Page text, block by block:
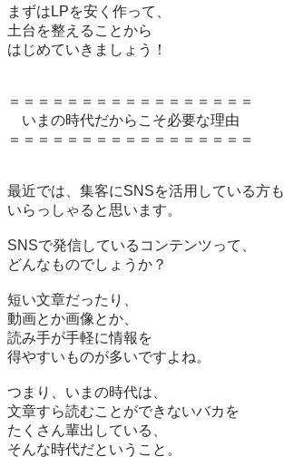
まずはLPを安く作って、
土台を整えることから
はじめていきましょう！
＝＝＝＝＝＝＝＝＝＝＝＝＝＝＝＝＝
いまの時代だからこそ必要な理由
＝＝＝＝＝＝＝＝＝＝＝＝＝＝＝＝＝
最近では、集客にSNSを活用している方も
いらっしゃると思います。
SNSで発信しているコンテンツって、
どんなものでしょうか？
短い文章だったり、
動画とか画像とか、
読み手が手軽に情報を
得やすいものが多いですよね。
つまり、いまの時代は、
文章すら読むことができないバカを
たくさん輩出している、
そんな時代だということ。